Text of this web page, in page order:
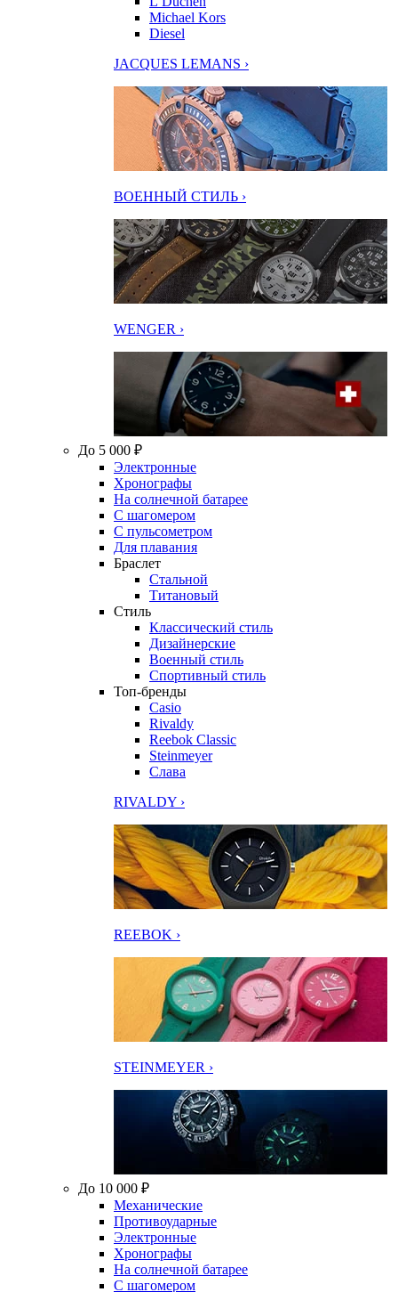
Michael Kors
Diesel
JACQUES LEMANS ›
ВОЕННЫЙ СТИЛЬ ›
WENGER ›
До 5 000 ₽
Электронные
Хронографы
На солнечной батарее
С шагомером
С пульсометром
Для плавания
Браслет
Стальной
Титановый
Стиль
Классический стиль
Дизайнерские
Военный стиль
Спортивный стиль
Топ-бренды
Casio
Rivaldy
Reebok Classic
Steinmeyer
Слава
RIVALDY ›
REEBOK ›
STEINMEYER ›
До 10 000 ₽
Механические
Противоударные
Электронные
Хронографы
На солнечной батарее
С шагомером